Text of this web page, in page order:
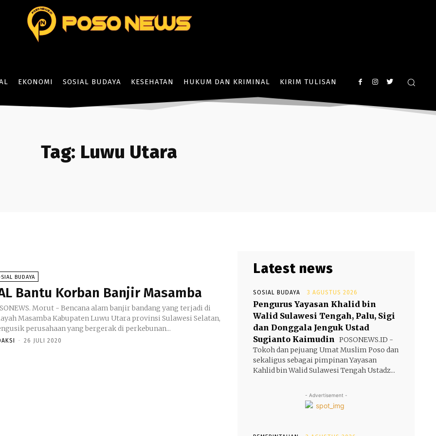
EKONOMI SOSIAL BUDAYA KESEHATAN HUKUM DAN KRIMINAL KIRIM TULISAN
Tag: Luwu Utara
BUDAYA
Bantu Korban Banjir Masamba
Morut - Bencana alam banjir bandang yang terjadi di
Masamba Kabupaten Luwu Utara provinsi Sulawesi Selatan,
perusahaan yang bergerak di perkebunan...
- 26 JULI 2020
Latest news
SOSIAL BUDAYA 3 AGUSTUS 2026
Pengurus Yayasan Khalid bin
Walid Sulawesi Tengah, Palu, Sigi
dan Donggala Jenguk Ustad
Sugianto Kaimudin POSONEWS.ID -
Tokoh dan pejuang Umat Muslim Poso dan
sekaligus sebagai pimpinan Yayasan
Kahlid bin Walid Sulawesi Tengah Ustadz...
- Advertisement -